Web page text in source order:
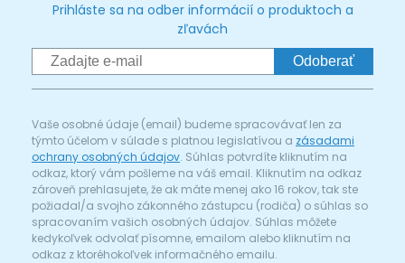
Prihláste sa na odber informácií o produktoch a
zľavách
Odoberať
Vaše osobné údaje (email) budeme spracovávať len za
týmto účelom v súlade s platnou legislatívou a zásadami
ochrany osobných údajov. Súhlas potvrdíte kliknutím na
odkaz, ktorý vám pošleme na váš email. Kliknutím na odkaz
zároveň prehlasujete, že ak máte menej ako 16 rokov, tak ste
požiadal/a svojho zákonného zástupcu (rodiča) o súhlas so
spracovaním vašich osobných údajov. Súhlas môžete
kedykoľvek odvolať písomne, emailom alebo kliknutím na
odkaz z ktoréhokoľvek informačného emailu.